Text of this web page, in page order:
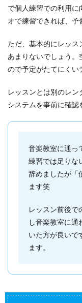
で個人練習での利用
オで練習できれば、予
ただ、基本的にレッ
あまりないでしょう
ので予定がたてにくい
レッスンとは別のレ
システムを事前に確認
音楽教室に通っ
練習では足りな
辞めましたが「
ます笑
レッスン前後で
し音楽教室に通
いた方が良いで
ます。